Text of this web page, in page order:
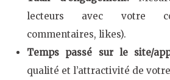
lecteurs avec votre
commentaires, likes).
Temps passé sur le site/
qualité et l’attractivité de